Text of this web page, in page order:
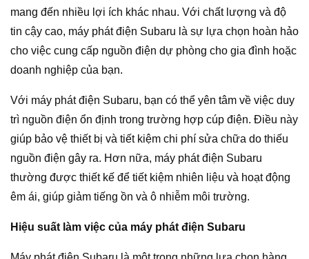
mang đến nhiều lợi ích khác nhau. Với chất lượng và độ
tin cậy cao, máy phát điện Subaru là sự lựa chọn hoàn hảo
cho việc cung cấp nguồn điện dự phòng cho gia đình hoặc
doanh nghiệp của bạn.
Với máy phát điện Subaru, bạn có thể yên tâm về việc duy
trì nguồn điện ổn định trong trường hợp cúp điện. Điều này
giúp bảo vệ thiết bị và tiết kiệm chi phí sửa chữa do thiếu
nguồn điện gây ra. Hơn nữa, máy phát điện Subaru
thường được thiết kế để tiết kiệm nhiên liệu và hoạt động
êm ái, giúp giảm tiếng ồn và ô nhiễm môi trường.
Hiệu suất làm việc của máy phát điện Subaru